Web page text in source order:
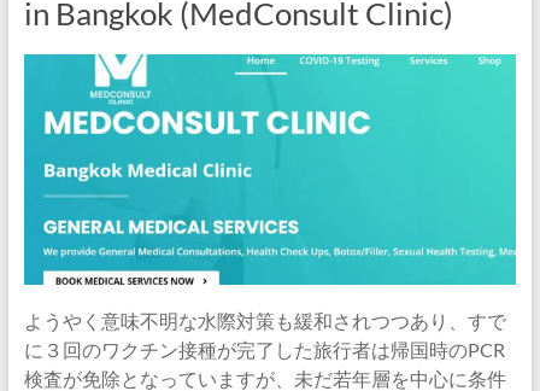
in Bangkok (MedConsult Clinic)
ようやく意味不明な水際対策も緩和されつつあり、すで
に３回のワクチン接種が完了した旅行者は帰国時のPCR
検査が免除となっていますが、未だ若年層を中心に条件